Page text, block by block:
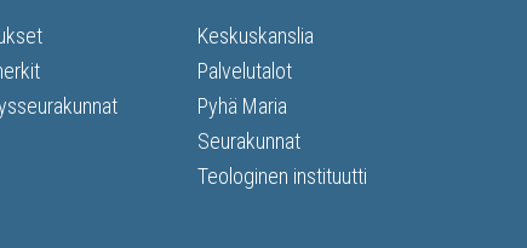
Keskuskanslia
Palvelutalot
Pyhä Maria
Seurakunnat
Teologinen instituutti